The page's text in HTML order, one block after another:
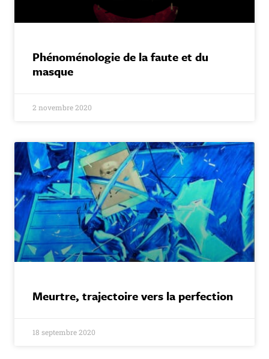
Phénoménologie de la faute et du
masque
2 novembre 2020
Meurtre, trajectoire vers la perfection
18 septembre 2020